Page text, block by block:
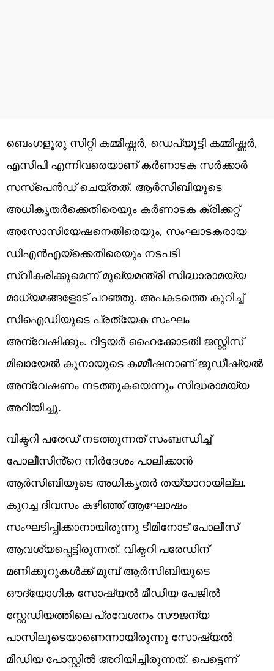
ബെംഗളൂരു സിറ്റി കമ്മീഷ്ണർ, ഡെപ്യൂട്ടി കമ്മീഷ്ണർ,
എസിപി എന്നിവരെയാണ് കർണാടക സർക്കാർ
സസ്പെൻഡ് ചെയ്തത്. ആർസിബിയുടെ
അധികൃതർക്കെതിരെയും കർണാടക ക്രിക്കറ്റ്
അസോസിയേഷനെതിരെയും, സംഘാടകരായ
ഡിഎൻഎയ്ക്കെതിരെയും നടപടി
സ്വീകരിക്കുമെന്ന് മുഖ്യമന്ത്രി സിദ്ധാരാമയ്യ
മാധ്യമങ്ങളോട് പറഞ്ഞു. അപകടത്തെ കുറിച്ച്
സിഐഡിയുടെ പ്രത്യേക സംഘം
അന്വേഷിക്കും. റിട്ടയർ ഹൈക്കോടതി ജസ്റ്റിസ്
മിഖായേൽ കുനായുടെ കമ്മീഷനാണ് ജുഡീഷ്യൽ
അന്വേഷണം നടത്തുകയെന്നും സിദ്ധരാമയ്യ
അറിയിച്ചു.
വിക്ടറി പരേഡ് നടത്തുന്നത് സംബന്ധിച്ച്
പോലീസിൻ്റെ നിർദേശം പാലിക്കാൻ
ആർസിബിയുടെ അധികൃതർ തയ്യാറായില്ല.
കുറച്ച ദിവസം കഴിഞ്ഞ് ആഘോഷം
സംഘടിപ്പിക്കാനായിരുന്നു ടീമിനോട് പോലീസ്
ആവശ്യപ്പെട്ടിരുന്നത്. വിക്ടറി പരേഡിന്
മണിക്കൂറുകൾക്ക് മുമ്പ് ആർസിബിയുടെ
ഔദ്യോഗിക സോഷ്യൽ മീഡിയ പേജിൽ
സ്റ്റേഡിയത്തിലെ പ്രവേശനം സൗജന്യ
പാസിലൂടെയാണെന്നായിരുന്നു സോഷ്യൽ
മീഡിയ പോസ്റ്റിൽ അറിയിച്ചിരുന്നത്. പെട്ടെന്ന്